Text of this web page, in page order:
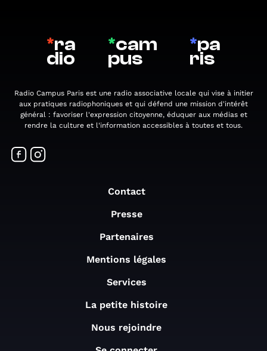
*ra
dio
*cam
pus
*pa
ris
Radio Campus Paris est une radio associative locale qui vise à initier
aux pratiques radiophoniques et qui défend une mission d'intérêt
général : favoriser l'expression citoyenne, éduquer aux médias et
rendre la culture et l'information accessibles à toutes et tous.
Contact
Presse
Partenaires
Mentions légales
Services
La petite histoire
Nous rejoindre